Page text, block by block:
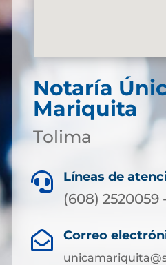
Notaría
Mariquita
Tolima
 Líneas de
(608) 2520059
 Correo